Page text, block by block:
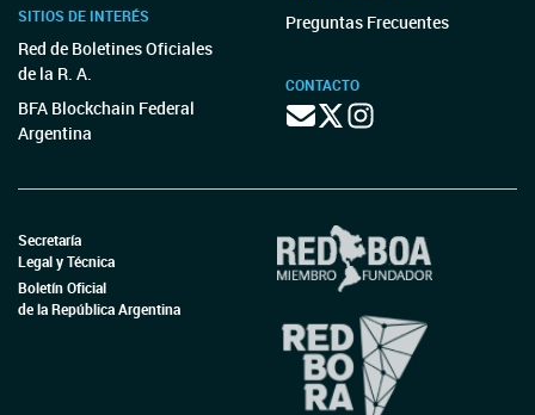
SITIOS DE INTERÉS
Red de Boletines Oficiales
de la R. A.
BFA Blockchain Federal
Argentina
Preguntas Frecuentes
CONTACTO
Secretaría
Legal y Técnica
Boletín Oficial
de la República Argentina